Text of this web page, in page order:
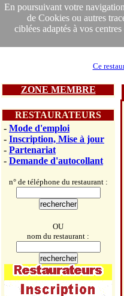
En poursuivant votre
de Cookies ou autres
ciblées adaptés à vos
Ce
ZONE MEMBRE
RESTAURATEURS
- Mode d'emploi
- Inscription, Mise à jour
- Partenariat
- Demande d'autocollant
n° de téléphone du restaurant :
OU
nom du restaurant :